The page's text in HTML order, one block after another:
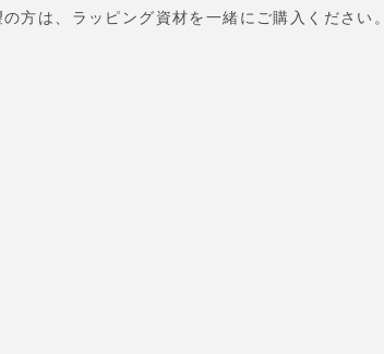
方は、ラッピング資材を一緒にご購入ください。